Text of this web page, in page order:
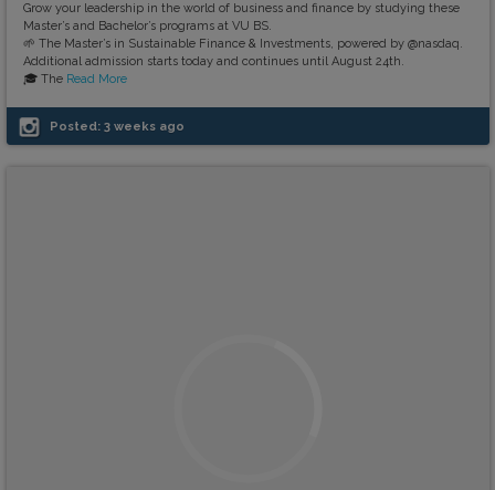
Grow your leadership in the world of business and finance by studying these
Master’s and Bachelor’s programs at VU BS.
🌱 The Master’s in Sustainable Finance & Investments, powered by @nasdaq.
Additional admission starts today and continues until August 24th.
🎓 The Read More
Posted: 3 weeks ago